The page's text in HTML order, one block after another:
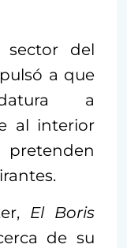
sector del
a que
a
al interior
El Boris
de su